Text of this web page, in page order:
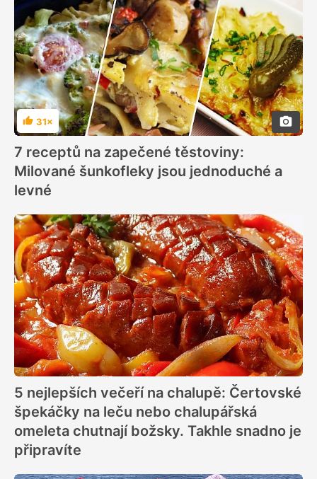
Hodnocení
31×
7 receptů na zapečené těstoviny:
Milované šunkofleky jsou jednoduché a
levné
5 nejlepších večeří na chalupě: Čertovské
špekáčky na leču nebo chalupářská
omeleta chutnají božsky. Takhle snadno je
připravíte